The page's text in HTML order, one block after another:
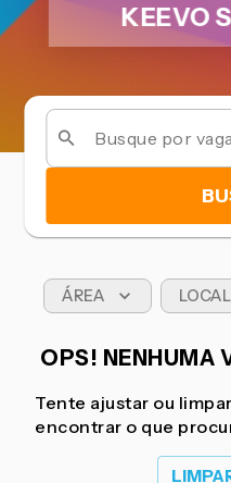
KEEVO
ÁREA
OPS! NENHUMA
Tente ajustar ou
encontrar o que